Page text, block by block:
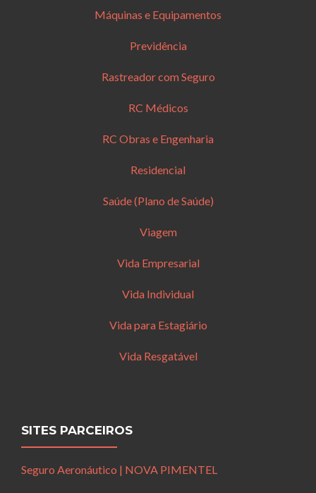
Máquinas e Equipamentos
Previdência
Rastreador com Seguro
RC Médicos
RC Obras e Engenharia
Residencial
Saúde (Plano de Saúde)
Viagem
Vida Empresarial
Vida Individual
Vida para Estagiário
Vida Resgatável
SITES PARCEIROS
Seguro Aeronáutico | NOVA PIMENTEL